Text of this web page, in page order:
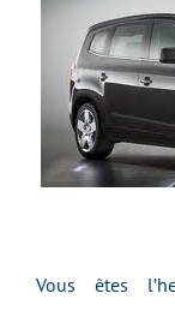
Vous êtes